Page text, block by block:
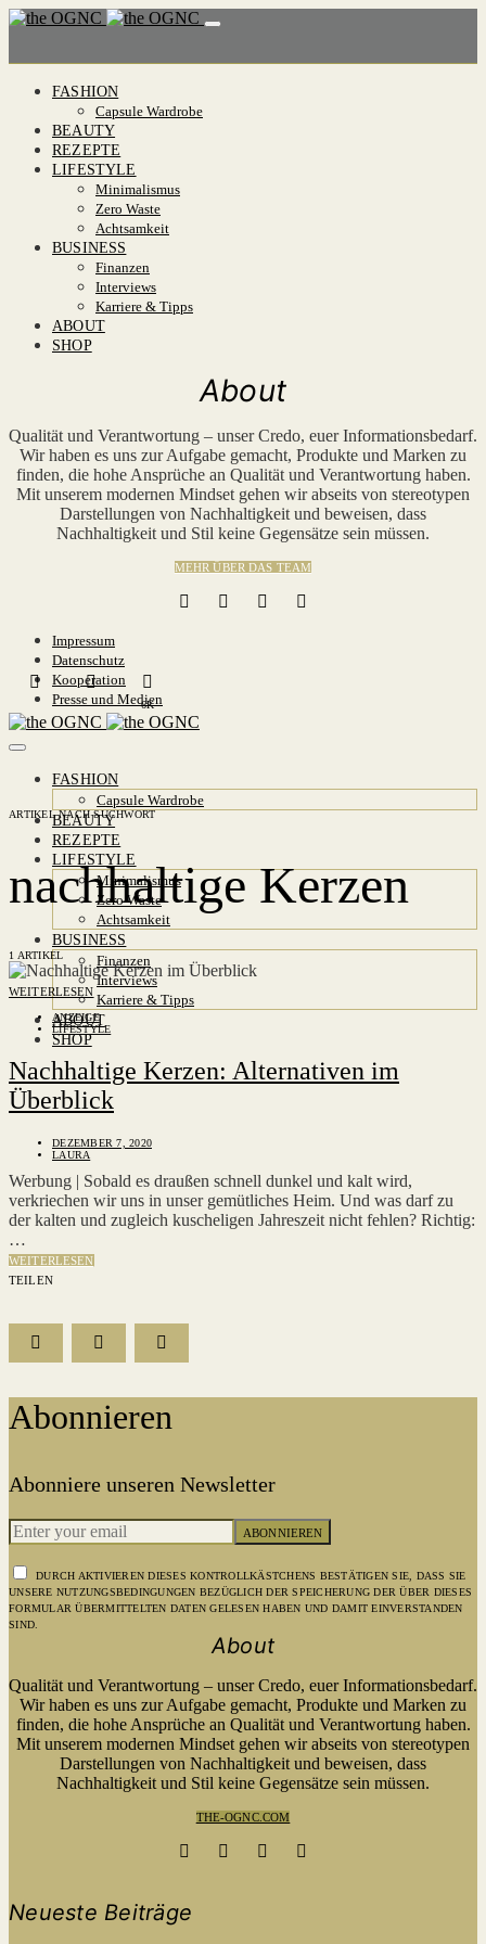
FASHION
Capsule Wardrobe
BEAUTY
REZEPTE
LIFESTYLE
Minimalismus
Zero Waste
Achtsamkeit
BUSINESS
Finanzen
Interviews
Karriere & Tipps
ABOUT
SHOP
About
Qualität und Verantwortung – unser Credo, euer Informationsbedarf.
Wir haben es uns zur Aufgabe gemacht, Produkte und Marken zu
finden, die hohe Ansprüche an Qualität und Verantwortung haben.
Mit unserem modernen Mindset gehen wir abseits von stereotypen
Darstellungen von Nachhaltigkeit und beweisen, dass
Nachhaltigkeit und Stil keine Gegensätze sein müssen.
MEHR ÜBER DAS TEAM
Impressum
Datenschutz
Kooperation
Presse und Medien
6K
FASHION
Capsule Wardrobe
BEAUTY
REZEPTE
LIFESTYLE
Minimalismus
Zero Waste
Achtsamkeit
BUSINESS
Finanzen
Interviews
Karriere & Tipps
ABOUT
SHOP
ARTIKEL NACH SUCHWORT
nachhaltige Kerzen
1 ARTIKEL
WEITERLESEN
ANZEIGE
LIFESTYLE
Nachhaltige Kerzen: Alternativen im
Überblick
DEZEMBER 7, 2020
LAURA
Werbung | Sobald es draußen schnell dunkel und kalt wird,
verkriechen wir uns in unser gemütliches Heim. Und was darf zu
der kalten und zugleich kuscheligen Jahreszeit nicht fehlen? Richtig:
…
WEITERLESEN
TEILEN
Abonnieren
Abonniere unseren Newsletter
ABONNIEREN
DURCH AKTIVIEREN DIESES KONTROLLKÄSTCHENS BESTÄTIGEN SIE, DASS SIE
UNSERE NUTZUNGSBEDINGUNGEN BEZÜGLICH DER SPEICHERUNG DER ÜBER DIESES
FORMULAR ÜBERMITTELTEN DATEN GELESEN HABEN UND DAMIT EINVERSTANDEN
SIND.
About
Qualität und Verantwortung – unser Credo, euer Informationsbedarf.
Wir haben es uns zur Aufgabe gemacht, Produkte und Marken zu
finden, die hohe Ansprüche an Qualität und Verantwortung haben.
Mit unserem modernen Mindset gehen wir abseits von stereotypen
Darstellungen von Nachhaltigkeit und beweisen, dass
Nachhaltigkeit und Stil keine Gegensätze sein müssen.
THE-OGNC.COM
Neueste Beiträge